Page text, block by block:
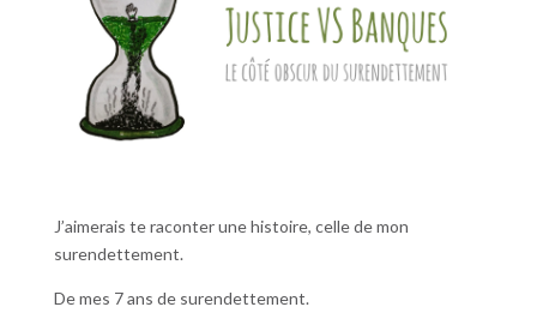
J’aimerais te raconter une histoire, celle de mon
surendettement.
De mes 7 ans de surendettement.